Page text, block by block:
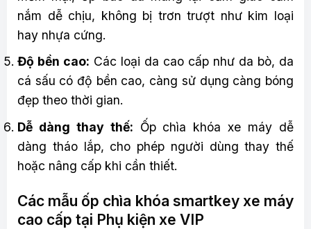
nắm dễ chịu, không bị trơn trượt như kim loại
hay nhựa cứng.
Độ bền cao: Các loại da cao cấp như da bò, da
cá sấu có độ bền cao, càng sử dụng càng bóng
đẹp theo thời gian.
Dễ dàng thay thế: Ốp chìa khóa xe máy dễ
dàng tháo lắp, cho phép người dùng thay thế
hoặc nâng cấp khi cần thiết.
Các mẫu ốp chìa khóa smartkey xe máy
cao cấp tại Phụ kiện xe VIP